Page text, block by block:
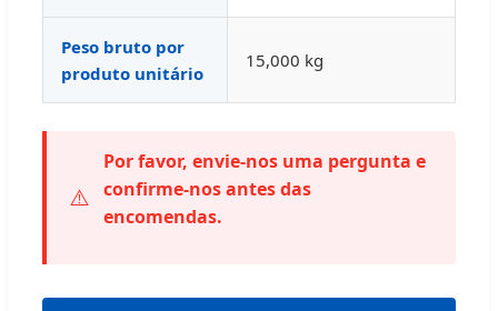
Peso bruto por
produto unitário
15,000 kg
⚠️
Por favor, envie-nos uma pergunta e
confirme-nos antes das
encomendas.